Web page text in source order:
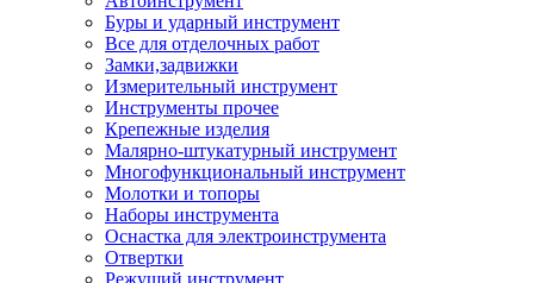
Буры и ударный инструмент
Все для отделочных работ
Замки,задвижки
Измерительный инструмент
Инструменты прочее
Крепежные изделия
Малярно-штукатурный инструмент
Многофункциональный инструмент
Молотки и топоры
Наборы инструмента
Оснастка для электроинструмента
Отвертки
Режущий инструмент